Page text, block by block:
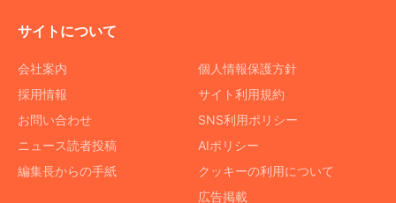
サイトについて
会社案内
採用情報
お問い合わせ
ニュース読者投稿
編集長からの手紙
個人情報保護方針
サイト利用規約
SNS利用ポリシー
AIポリシー
クッキーの利用について
広告掲載